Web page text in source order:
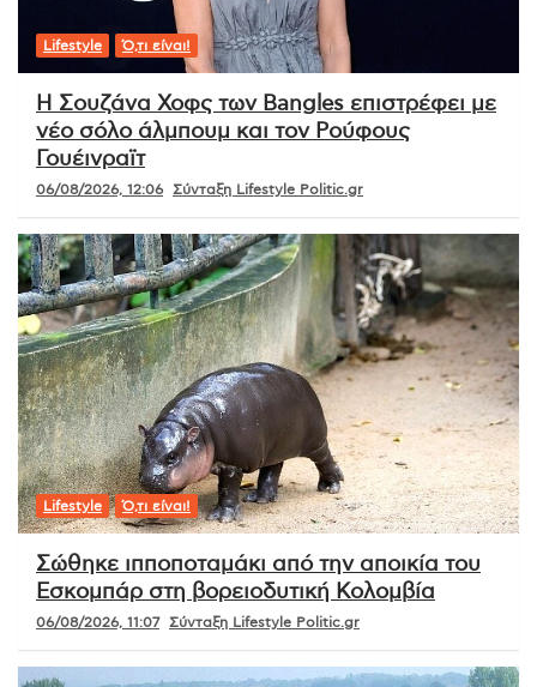
Lifestyle Ό,τι είναι!
Η Σουζάνα Χοφς των Bangles επιστρέφει με
νέο σόλο άλμπουμ και τον Ρούφους
Γουέινραϊτ
06/08/2026, 12:06 Σύνταξη Lifestyle Politic.gr
Lifestyle Ό,τι είναι!
Σώθηκε ιπποποταμάκι από την αποικία του
Εσκομπάρ στη βορειοδυτική Κολομβία
06/08/2026, 11:07 Σύνταξη Lifestyle Politic.gr